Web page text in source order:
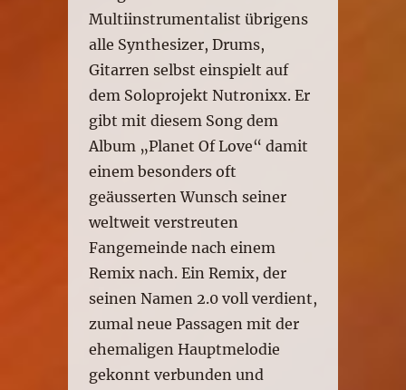
Multiinstrumentalist übrigens
alle Synthesizer, Drums,
Gitarren selbst einspielt auf
dem Soloprojekt Nutronixx. Er
gibt mit diesem Song dem
Album „Planet Of Love“ damit
einem besonders oft
geäusserten Wunsch seiner
weltweit verstreuten
Fangemeinde nach einem
Remix nach. Ein Remix, der
seinen Namen 2.0 voll verdient,
zumal neue Passagen mit der
ehemaligen Hauptmelodie
gekonnt verbunden und